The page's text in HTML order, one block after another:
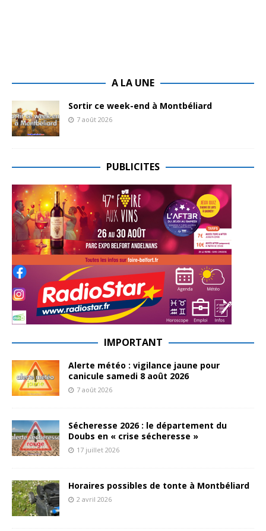
A LA UNE
Sortir ce week-end à Montbéliard
7 août 2026
PUBLICITES
IMPORTANT
Alerte météo : vigilance jaune pour
canicule samedi 8 août 2026
7 août 2026
Sécheresse 2026 : le département du
Doubs en « crise sécheresse »
17 juillet 2026
Horaires possibles de tonte à Montbéliard
2 avril 2026